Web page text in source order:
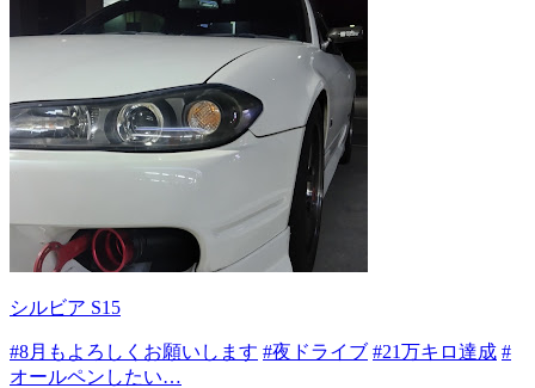
シルビア S15
#8月もよろしくお願いします #夜ドライブ #21万キロ達成 #
オールペンしたい…